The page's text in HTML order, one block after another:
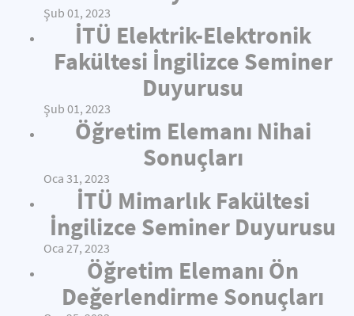
Şub 01, 2023
İTÜ Elektrik-Elektronik
Fakültesi İngilizce Seminer
Duyurusu
Şub 01, 2023
Öğretim Elemanı Nihai
Sonuçları
Oca 31, 2023
İTÜ Mimarlık Fakültesi
İngilizce Seminer Duyurusu
Oca 27, 2023
Öğretim Elemanı Ön
Değerlendirme Sonuçları